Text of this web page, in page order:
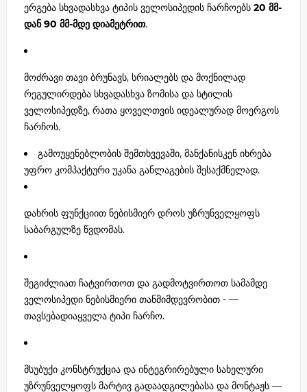
ერგება სხვადასხვა ტიპის ველოსიპედის ჩარჩოებს 20 მმ-
დან 90 მმ-მდე დიამეტრით.
მოძრავი თავი ბრუნავს, სრიალებს და მოქნილად
რეგულირდება სხვადასხვა ზომისა და სტილის
ველოსიპედზე, რათა ყოველთვის იდეალურად მოერგოს
ჩარჩოს.
გამოუყენებლობის შემთხვევაში, მანქანისკენ იხრება
უფრო კომპაქტური უკანა განლაგების შესაქმნელად.
დახრის ფუნქციით ნებისმიერ დროს უზრუნველყოფს
საბარგულზე წვდომას.
შეგიძლიათ ჩატვირთოთ და გადმოტვირთოთ სამამდე
ველოსიპედი ნებისმიერი თანმიმდევრობით - —
თავსებადიაყველა ტიპი ჩარჩო.
მსუბუქი კონსტრუქცია და ინტეგრირებული სახელური
უზრუნველყოფს მარტივ გადაადგილებასა და მონტაჟს —